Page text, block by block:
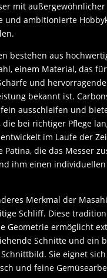
mit
und ambitionierte
bestehen aus
einem Material, das
und hervorragende
bekannt ist.
ausschleifen und
die bei richtiger Pflege
im Laufe der
Patina, die das Messer
ihm einen individuellen
Merkmal der
Schliff. Diese
Geometrie ermöglicht
Schnitte und ein
Sie eignet
und feine